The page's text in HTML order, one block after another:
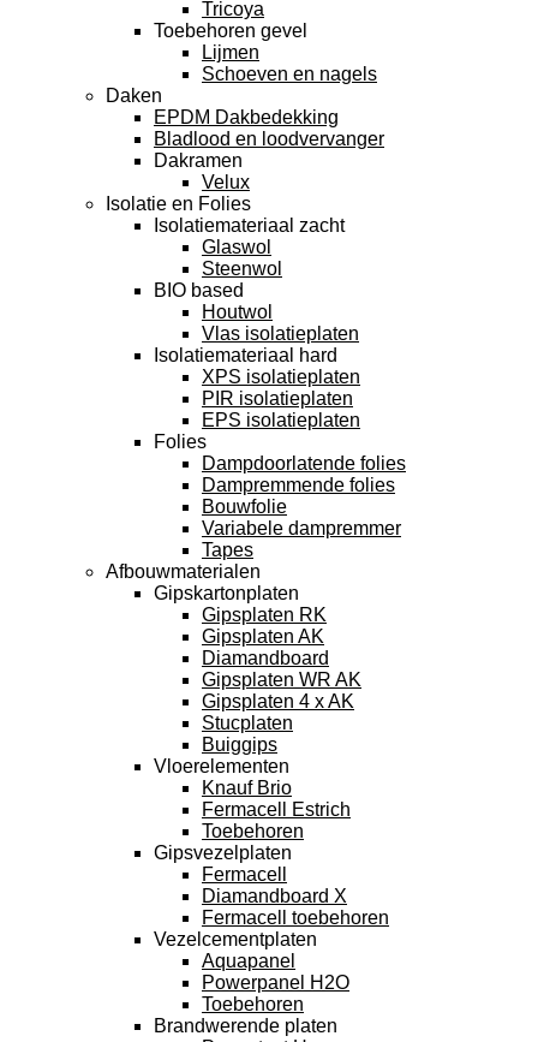
Tricoya
Toebehoren gevel
Lijmen
Schoeven en nagels
Daken
EPDM Dakbedekking
Bladlood en loodvervanger
Dakramen
Velux
Isolatie en Folies
Isolatiemateriaal zacht
Glaswol
Steenwol
BIO based
Houtwol
Vlas isolatieplaten
Isolatiemateriaal hard
XPS isolatieplaten
PIR isolatieplaten
EPS isolatieplaten
Folies
Dampdoorlatende folies
Dampremmende folies
Bouwfolie
Variabele dampremmer
Tapes
Afbouwmaterialen
Gipskartonplaten
Gipsplaten RK
Gipsplaten AK
Diamandboard
Gipsplaten WR AK
Gipsplaten 4 x AK
Stucplaten
Buiggips
Vloerelementen
Knauf Brio
Fermacell Estrich
Toebehoren
Gipsvezelplaten
Fermacell
Diamandboard X
Fermacell toebehoren
Vezelcementplaten
Aquapanel
Powerpanel H2O
Toebehoren
Brandwerende platen